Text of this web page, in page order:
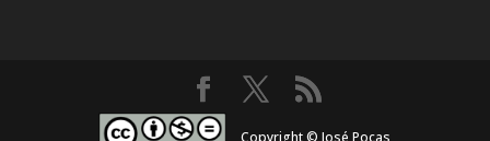
Copyright © José Poças